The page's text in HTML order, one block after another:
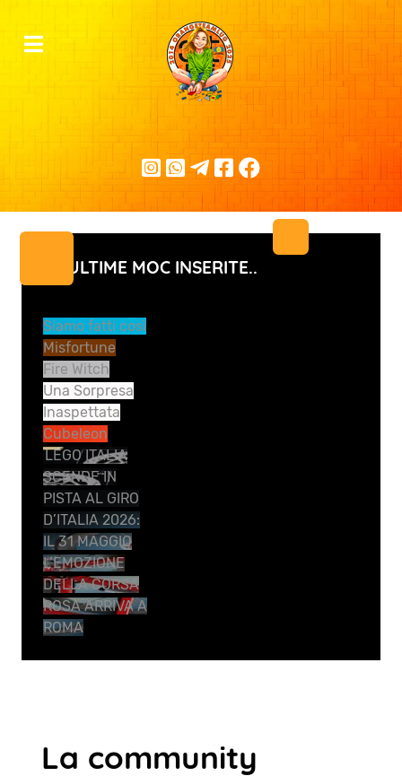
LE ULTIME MOC INSERITE..
Siamo fatti così
Misfortune
Fire Witch
Una Sorpresa
Inaspettata
Cubeleon
LEGO ITALIA
SCENDE IN
PISTA AL GIRO
D’ITALIA 2026:
IL 31 MAGGIO
L’EMOZIONE
DELLA CORSA
ROSA ARRIVA A
ROMA
La community